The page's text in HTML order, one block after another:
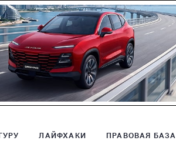
ЛАЙФХАКИ ПРАВОВАЯ БАЗА